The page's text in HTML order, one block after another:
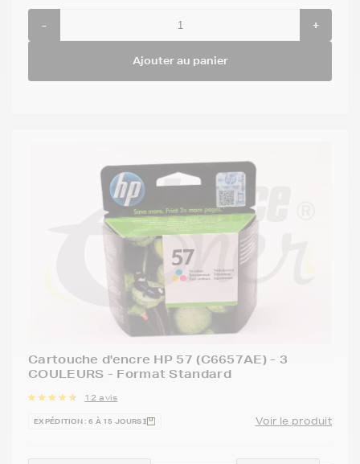
- +
Ajouter au panier
Cartouche d'encre HP 57 (C6657AE) - 3
COULEURS - Format Standard
12 avis
EXPÉDITION : 6 À 15 JOURS Voir le produit